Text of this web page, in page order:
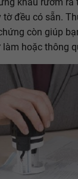
đều có sẵn.
còn giúp
hoặc thông